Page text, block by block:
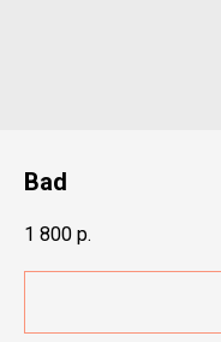
Bad
1 800 р.